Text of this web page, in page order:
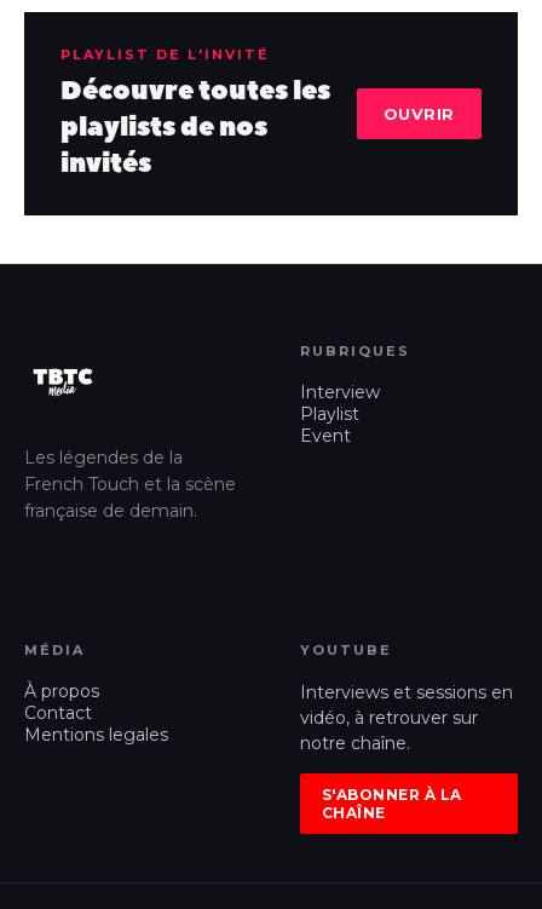
PLAYLIST DE L'INVITÉ
Découvre toutes les
playlists de nos
invités
OUVRIR
Les légendes de la
French Touch et la scène
française de demain.
RUBRIQUES
Interview
Playlist
Event
MÉDIA
À propos
Contact
Mentions legales
YOUTUBE
Interviews et sessions en
vidéo, à retrouver sur
notre chaîne.
S'ABONNER À LA
CHAÎNE